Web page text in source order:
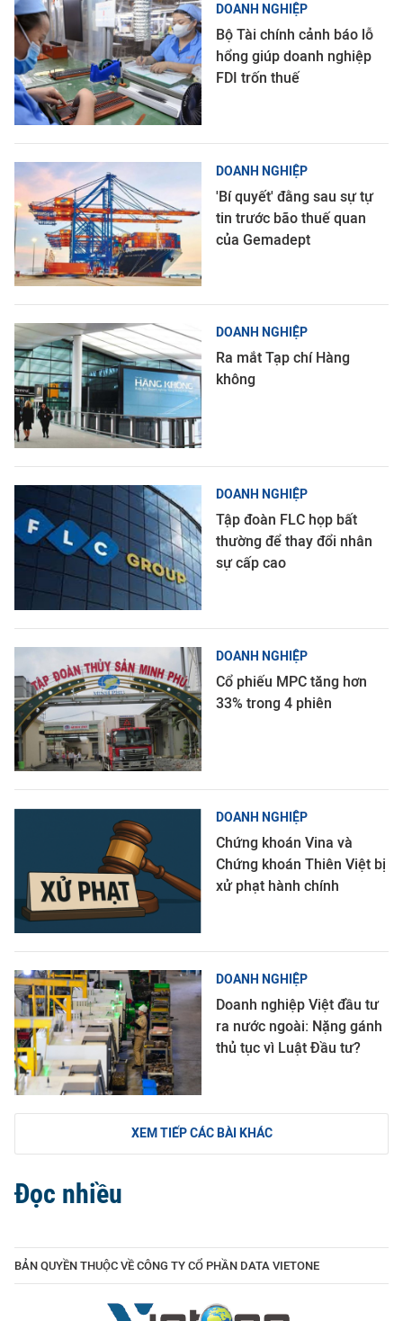
DOANH NGHIỆP
Bộ Tài chính cảnh báo lỗ
hổng giúp doanh nghiệp
FDI trốn thuế
DOANH NGHIỆP
'Bí quyết' đằng sau sự tự
tin trước bão thuế quan
của Gemadept
DOANH NGHIỆP
Ra mắt Tạp chí Hàng
không
DOANH NGHIỆP
Tập đoàn FLC họp bất
thường để thay đổi nhân
sự cấp cao
DOANH NGHIỆP
Cổ phiếu MPC tăng hơn
33% trong 4 phiên
DOANH NGHIỆP
Chứng khoán Vina và
Chứng khoán Thiên Việt bị
xử phạt hành chính
DOANH NGHIỆP
Doanh nghiệp Việt đầu tư
ra nước ngoài: Nặng gánh
thủ tục vì Luật Đầu tư?
XEM TIẾP CÁC BÀI KHÁC
Đọc nhiều
BẢN QUYỀN THUỘC VỀ CÔNG TY CỔ PHẦN DATA VIETONE